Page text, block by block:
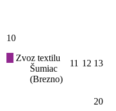
10
Zvoz textilu
Šumiac
(Brezno)
11 12 13
20